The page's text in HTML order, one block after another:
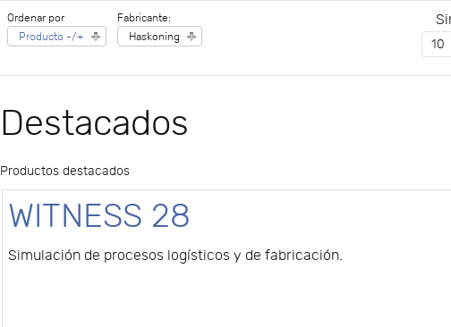
Ordenar por
Producto -/+
Fabricante:
Haskoning
Destacados
Productos destacados
WITNESS 28
Simulación de procesos logísticos y de fabricación.